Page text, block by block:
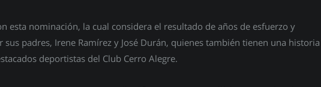
esta nominación, la cual considera el resultado de años de esfuerzo y
padres, Irene Ramírez y José Durán, quienes también tienen una historia
deportistas del Club Cerro Alegre.